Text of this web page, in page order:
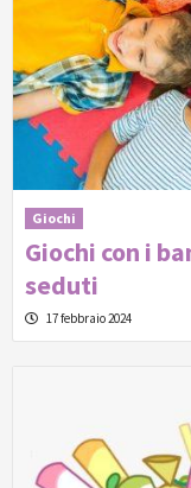
Giochi
Giochi con i
seduti
17 febbraio 2024